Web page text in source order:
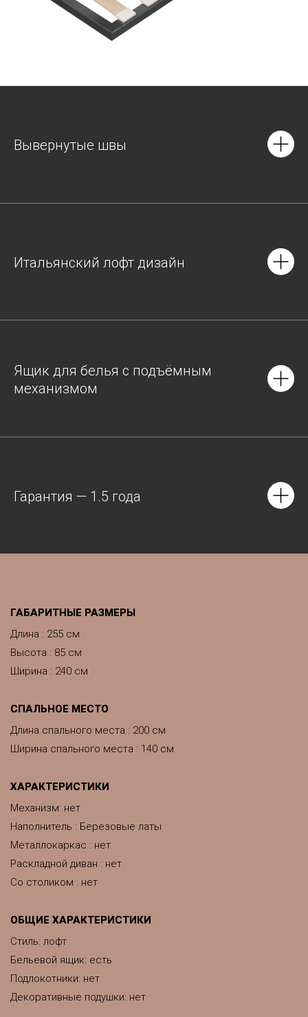
Вывернутые швы
Итальянский лофт дизайн
Ящик для белья с подъёмным
механизмом
Гарантия — 1.5 года
ГАБАРИТНЫЕ РАЗМЕРЫ
Длина : 255 см
Высота : 85 см
Ширина : 240 см
CПАЛЬНОЕ МЕСТО
Длина спального места : 200 см
Ширина спального места : 140 см
ХАРАКТЕРИСТИКИ
Механизм: нет
Наполнитель : Березовые латы
Металлокаркас : нет
Раскладной диван : нет
Со столиком : нет
ОБЩИЕ ХАРАКТЕРИСТИКИ
Стиль: лофт
Бельевой ящик: есть
Подлокотники: нет
Декоративные подушки: нет